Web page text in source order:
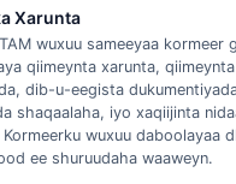
Xarunta
wuxuu sameeyaa kormeer
qiimeynta xarunta, qiimeynta
dib-u-eegista
shaqaalaha, iyo xaqiijinta
wuxuu daboolayaa
ee shuruudaha waaweyn.